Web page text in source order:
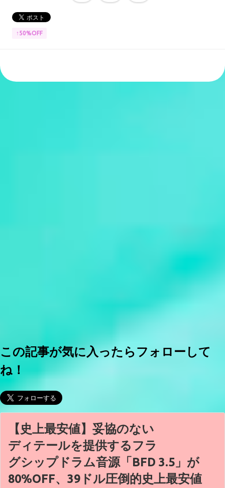
↑50%OFF
この記事が気に入ったらフォローして
ね！
【史上最安値】妥協のない
ディテールを提供するフラ
グシップドラム音源「BFD 3.5」が
80%OFF、39ドル圧倒的史上最安値